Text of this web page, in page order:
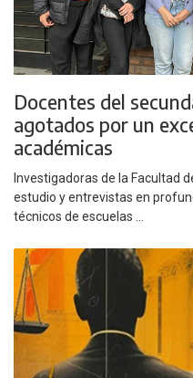
Docentes del
agotados por un
académicas
Investigadoras de la Facultad
estudio y entrevistas en
técnicos de escuelas ...